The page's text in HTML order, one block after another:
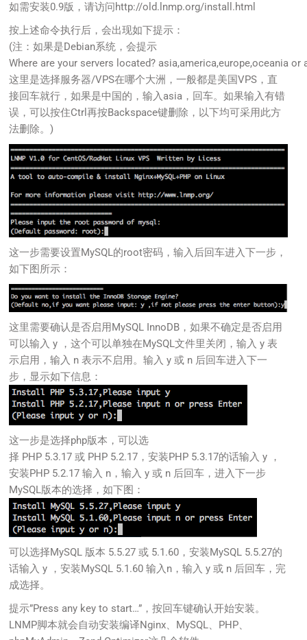
如需安装0.9版，请访问http://old.lnmp.org/install.html
按上述命令执行后，会出现如下提示：
(注：如果是Debian系统，会提示
Where are your servers located? asia,america,europe,oceania or
这里是选择服务器/VPS在哪个大洲，一般都是美国VPS，直
接回车就行，如果是中国的，输入asia，回车。如果输入有错
误，可以按住Ctrl再按Backspace键删除，以下均可采用此方
法删除。)
这一步需要设置MySQL的root密码，输入后回车进入下一步，
如下图所示：
这里需要确认是否启用MySQL InnoDB，如果不确定是否启用
可以输入 y ，这个可以单独在MySQL文件里关闭，输入 y 表
示启用，输入 n 表示不启用。输入 y 或 n 后回车进入下一
步，显示如下信息：
这一步是选择php版本，可以选
择 PHP 5.3.17 或 PHP 5.2.17，安装PHP 5.3.17的话输入 y ，
安装PHP 5.2.17 输入 n，输入 y 或 n 后回车，进入下一步
MySQL版本的选择，如下图：
可以选择MySQL 版本 5.5.27 或 5.1.60，安装MySQL 5.5.27的
话输入 y ，安装MySQL 5.1.60 输入n，输入 y 或 n 后回车，完
成选择。
提示”Press any key to start…”，按回车键确认开始安装。
LNMP脚本就会自动安装编译Nginx、MySQL、PHP、